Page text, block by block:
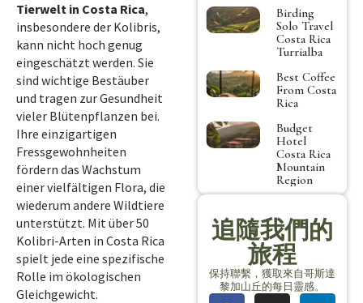
Tierwelt in Costa Rica,
insbesondere der Kolibris,
kann nicht hoch genug
eingeschätzt werden. Sie
sind wichtige Bestäuber
und tragen zur Gesundheit
vieler Blütenpflanzen bei.
Ihre einzigartigen
Fressgewohnheiten
fördern das Wachstum
einer vielfältigen Flora, die
wiederum andere Wildtiere
unterstützt. Mit über 50
Kolibri-Arten in Costa Rica
spielt jede eine spezifische
Rolle im ökologischen
Gleichgewicht.
Birding
Solo Travel
Costa Rica
Turrialba
Best Coffee
From Costa
Rica
Budget
Hotel
Costa Rica
Mountain
Region
追隨我們的
旅程
保持聯繫，獲取來自哥斯達
黎加山丘的每日靈感。